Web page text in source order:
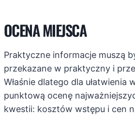
OCENA MIEJSCA
Praktyczne informacje muszą
przekazane w praktyczny i
Właśnie dlatego dla ułatwienia
punktową ocenę
kwestii: kosztów wstępu i cen